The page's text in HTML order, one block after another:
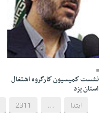
نشست كميسيون كارگروه اشتغال
استان يزد
ابتدا ...
2311